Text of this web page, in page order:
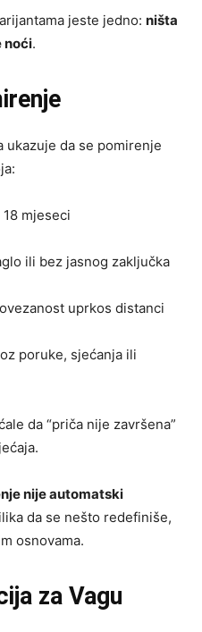
jeste jedno: ništa
noći.
ukazuje da se pomirenje
mjeseci
ili bez jasnog zaključka
uprkos distanci
poruke, sjećanja ili
da “priča nije završena”
nije automatski
da se nešto redefiniše,
osnovama.
za Vagu